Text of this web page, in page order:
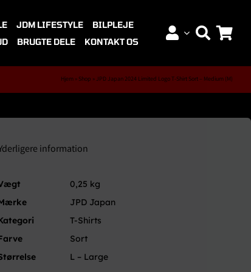
JDM LIFESTYLE
BILPLEJE
BRUGTE DELE KONTAKT OS
Hjem » Shop »JPD Japan 2024 Limited Logo T-Shirt Sort – Medium (M)
information
0,25 kg
JPD Japan
T-Shirts
Sort
L – Large